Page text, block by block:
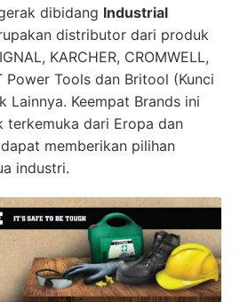
dibidang Industrial
distributor dari produk
KARCHER, CROMWELL,
Power Tools dan Britool (Kunci
Lainnya. Keempat Brands ini
terkemuka dari Eropa dan
memberikan pilihan
industri.